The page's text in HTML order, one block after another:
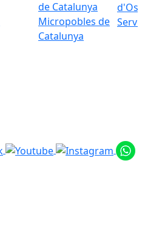
Micropobles de
Catalunya